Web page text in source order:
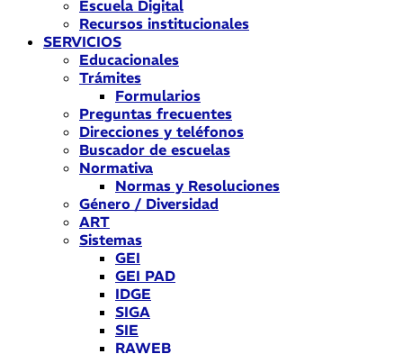
Escuela Digital
Recursos institucionales
SERVICIOS
Educacionales
Trámites
Formularios
Preguntas frecuentes
Direcciones y teléfonos
Buscador de escuelas
Normativa
Normas y Resoluciones
Género / Diversidad
ART
Sistemas
GEI
GEI PAD
IDGE
SIGA
SIE
RAWEB